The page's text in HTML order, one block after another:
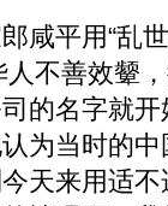
平用“乱世
人不善效颦
的名字就
为当时的中
天来用适